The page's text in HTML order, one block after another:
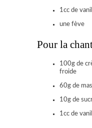
1cc de
une fève
Pour la
100g de
froide
60g de
10g de
1cc de